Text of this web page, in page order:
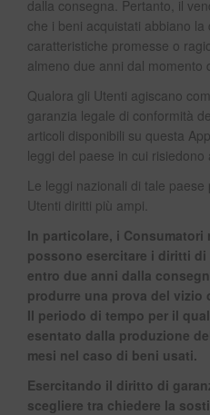
dalla consegna. Pertanto, il
che i beni acquistati abbiano
caratteristiche promesse o
almeno due anni dal momento
Qualora gli Utenti agiscano
garanzia legale di conformità
articoli disponibili su questa
leggi del paese in cui risiedono
Le leggi nazionali di tale
Utenti diritti più ampi.
In particolare, i Consumatori
possono esercitare i diritti
entro due anni dalla
produrre una prova del
Il periodo di tempo per il
esentato dalla produzione
mesi nel caso di beni usati.
Esercitando il diritto di
scegliere tra chiedere la